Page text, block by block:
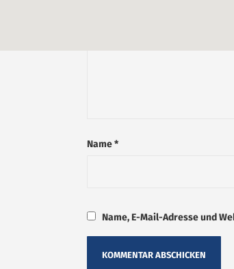
Name*
Name, E-Mail-Adresse und